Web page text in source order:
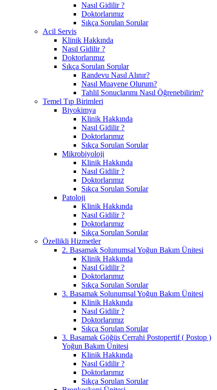
Nasıl Gidilir ?
Doktorlarımız
Sıkça Sorulan Sorular
Acil Servis
Klinik Hakkında
Nasıl Gidilir ?
Doktorlarımız
Sıkça Sorulan Sorular
Randevu Nasıl Alınır?
Nasıl Muayene Olurum?
Tahlil Sonuçlarımı Nasıl Öğrenebilirim?
Temel Tıp Birimleri
Biyokimya
Klinik Hakkında
Nasıl Gidilir ?
Doktorlarımız
Sıkça Sorulan Sorular
Mikrobiyoloji
Klinik Hakkında
Nasıl Gidilir ?
Doktorlarımız
Sıkça Sorulan Sorular
Patoloji
Klinik Hakkında
Nasıl Gidilir ?
Doktorlarımız
Sıkça Sorulan Sorular
Özellikli Hizmetler
2. Basamak Solunumsal Yoğun Bakım Ünitesi
Klinik Hakkında
Nasıl Gidilir ?
Doktorlarımız
Sıkça Sorulan Sorular
3. Basamak Solunumsal Yoğun Bakım Ünitesi
Klinik Hakkında
Nasıl Gidilir ?
Doktorlarımız
Sıkça Sorulan Sorular
3. Basamak Göğüs Cerrahi Postopertif ( Postop )
Yoğun Bakım Ünitesi
Klinik Hakkında
Nasıl Gidilir ?
Doktorlarımız
Sıkça Sorulan Sorular